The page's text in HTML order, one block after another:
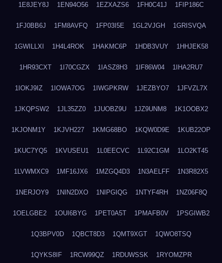
1E8JEY8J 1EN94O56 1EZXAZS6 1FH0C41J 1FIP186C
1FJ0BB6J 1FM8AVFQ 1FP03I5E 1GL2VJGH 1GRISVQA
1GWILLXI 1H4L4ROK 1HAKMC6P 1HDB3VUY 1HHJEK58
1HR93CXT 1I70CGZX 1IASZ8H3 1IF86W04 1IHA2RU7
1IOKJ9IZ 1IOWA7OG 1IWGPKRW 1JEZBYO7 1JFVZL7X
1JKQPSW2 1JL35ZZ0 1JUOBZ9U 1JZ9UNM8 1K1OOBX2
1KJONM1Y 1KJVH227 1KMG68BO 1KQW0D9E 1KUB22OP
1KUC7YQ5 1KVUSEU1 1L0EECVC 1L92C1GM 1LO2KT45
1LVWMXC9 1MF16JX6 1MZGQ4D3 1N3AELFF 1N3R82X5
1NERJOY9 1NIN2DXO 1NIPGIQG 1NTYF4RH 1NZ06F8Q
1OELGBE2 1OUI6BYG 1PET0A5T 1PMAFB0V 1PSGIWB2
1Q3BPV0D 1QBCT8D3 1QMT9XGT 1QWO8TSQ
1QYKS8IF 1RCW99QZ 1RDUWSSK 1RYOMZPR